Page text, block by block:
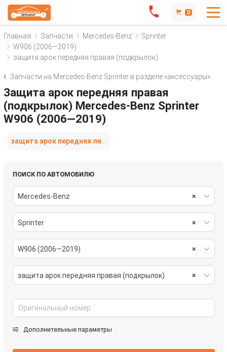
0
Главная Запчасти Mercedes-Benz
Sprinter
W906 (2006—2019)
защита арок передняя правая (подкрылок)
Запчасти на Mercedes-Benz Sprinter в разделе «аксессуары»
Защита арок передняя правая
(подкрылок) Mercedes-Benz Sprinter
W906 (2006—2019)
ПОИСК ПО АВТОМОБИЛЮ
×
Mercedes-Benz
×
Sprinter
×
W906 (2006—2019)
×
защита арок передняя правая (подкрылок)
Дополнительные параметры